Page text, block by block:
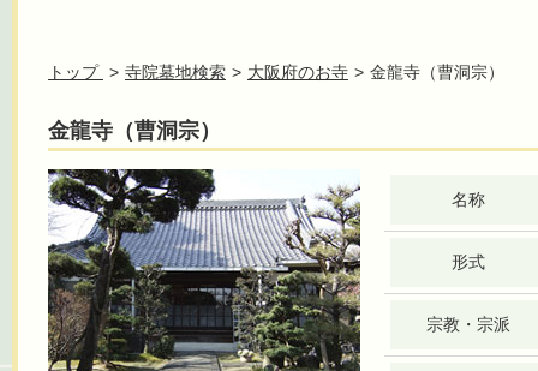
トップ 寺院墓地検索 大阪府のお寺 金龍寺（曹洞宗）
金龍寺（曹洞宗）
名称
形式
宗教・宗派